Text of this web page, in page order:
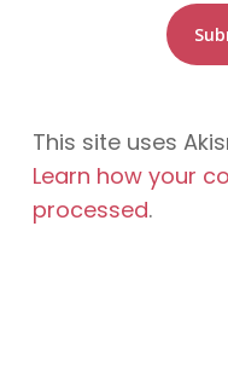
This site uses
Learn how your
processed.